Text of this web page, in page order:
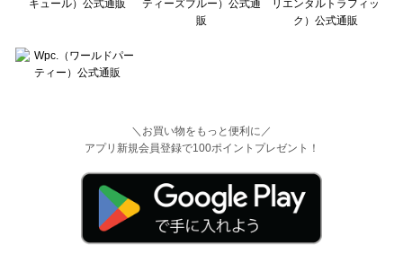
＼お買い物をもっと便利に／
アプリ新規会員登録で100ポイントプレゼント！